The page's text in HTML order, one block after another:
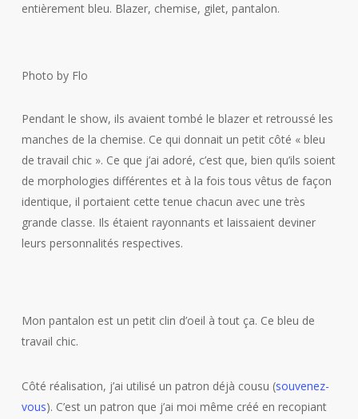
entièrement bleu. Blazer, chemise, gilet, pantalon.
Photo by Flo
Pendant le show, ils avaient tombé le blazer et retroussé les
manches de la chemise. Ce qui donnait un petit côté « bleu
de travail chic ». Ce que j’ai adoré, c’est que, bien qu’ils soient
de morphologies différentes et à la fois tous vêtus de façon
identique, il portaient cette tenue chacun avec une très
grande classe. Ils étaient rayonnants et laissaient deviner
leurs personnalités respectives.
Mon pantalon est un petit clin d’oeil à tout ça. Ce bleu de
travail chic.
Côté réalisation, j’ai utilisé un patron déjà cousu (souvenez-
vous). C’est un patron que j’ai moi même créé en recopiant